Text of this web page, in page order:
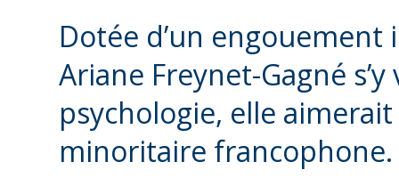
Dotée d’un
Ariane Freynet-Gagné
psychologie, elle
minoritaire francophone.